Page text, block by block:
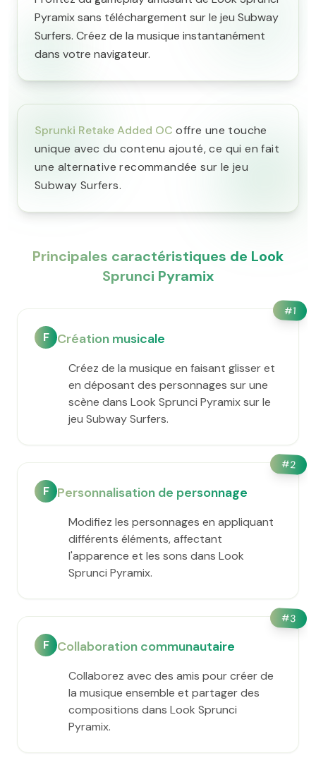
Pyramix sans téléchargement sur le jeu Subway
Surfers. Créez de la musique instantanément
dans votre navigateur.
Sprunki Retake Added OC offre une touche
unique avec du contenu ajouté, ce qui en fait
une alternative recommandée sur le jeu
Subway Surfers.
Principales caractéristiques de Look
Sprunci Pyramix
#1
F Création musicale
Créez de la musique en faisant glisser et
en déposant des personnages sur une
scène dans Look Sprunci Pyramix sur le
jeu Subway Surfers.
#2
F Personnalisation de personnage
Modifiez les personnages en appliquant
différents éléments, affectant
l'apparence et les sons dans Look
Sprunci Pyramix.
#3
F Collaboration communautaire
Collaborez avec des amis pour créer de
la musique ensemble et partager des
compositions dans Look Sprunci
Pyramix.